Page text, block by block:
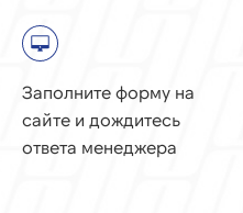
Заполните форму на
сайте и дождитесь
ответа менеджера